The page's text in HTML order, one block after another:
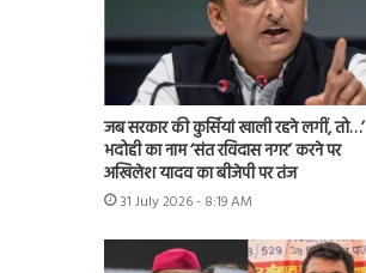
जब सरकार की कुर्सियां खाली रहने लगीं, तो…’
भदोही का नाम ‘संत रविदास नगर’ करने पर
अखिलेश यादव का बीजेपी पर तंज
31 July 2026 - 8:19 AM